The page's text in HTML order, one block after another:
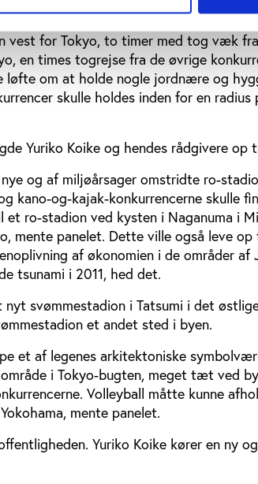
vest for Tokyo, to timer med tog væk
en times togrejse fra de øvrige
løfte om at holde nogle jordnære og
skulle holdes inden for en
Yuriko Koike og hendes rådgivere op
og af miljøårsager omstridte ro-
kano-og-kajak-konkurrencerne skulle
ro-stadion ved kysten i Naganuma i
mente panelet. Dette ville også leve op
af økonomien i de områder af
tsunami i 2011, hed det.
svømmestadion i Tatsumi i det
et andet sted i byen.
et af legenes arkitektoniske
i Tokyo-bugten, meget tæt ved
Volleyball måtte kunne
mente panelet.
Yuriko Koike kører en ny